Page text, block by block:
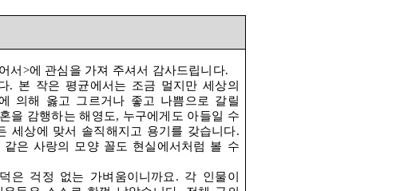
서 >에 관심을 가져 주셔서 감사드립니다.
. 본 작은 평균에서는 조금 멀지만 세상의
의해 옳고 그르거나 좋고 나쁨으로 갈릴
을 감행하는 해영도, 누구에게도 아들일 수
세상에 맞서 솔직해지고 용기를 갖습니다.
같은 사랑의 모양 꼴도 현실에서처럼 볼 수
은 걱정 없는 가벼움이니까요 . 각 인물이